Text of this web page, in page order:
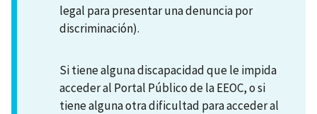
legal para presentar una denuncia por
discriminación).
Si tiene alguna discapacidad que le impida
acceder al Portal Público de la EEOC, o si
tiene alguna otra dificultad para acceder al